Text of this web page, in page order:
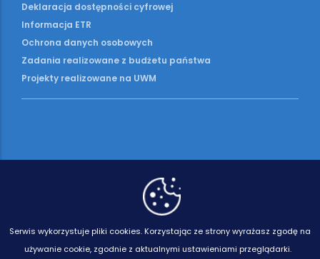
Deklaracja dostępności cyfrowej
Informacja ETR
Ochrona danych osobowych
Zadania realizowane z budżetu państwa
Projekty realizowane na UWM
Serwis wykorzystuje pliki cookies. Korzystając ze strony wyrażasz zgodę na
używanie cookie, zgodnie z aktualnymi ustawieniami przeglądarki.